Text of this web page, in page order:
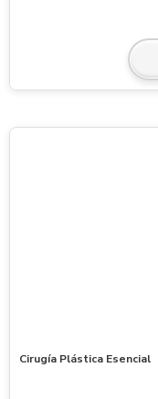
Cirugía Plástica Esencial